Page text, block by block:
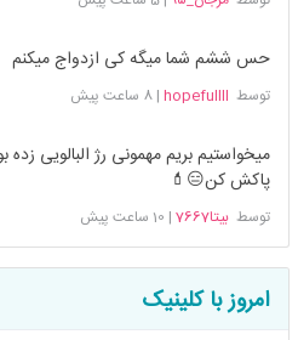
حس ششم شما میگه کی ازدواج میکنم
توسط hopefullll
|8 ساعت پیش
میخواستیم بریم مهمونی رژ البالویی
پاکش کن😑💄
توسطبیتا7667 | 10 ساعت پیش
امروز با کلینیک